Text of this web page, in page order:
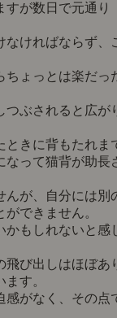
が数日で元通り
なければならず、
ちょっとは楽だっ
つぶされると広が
ときに背もたれま
なって猫背が助長
んが、自分には別
できません。
かもしれないと感
飛び出しはほぼあ
す。
感がなく、その点